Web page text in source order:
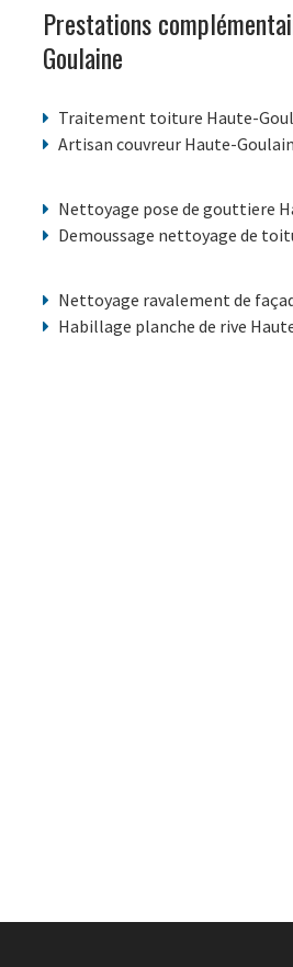
Prestations
Goulaine
Traitement toiture Haute-
Artisan couvreur Haute-
Nettoyage pose de gouttiere
Demoussage nettoyage de
Nettoyage ravalement de
Habillage planche de rive